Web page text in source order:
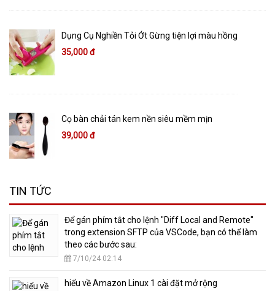
Dụng Cụ Nghiền Tỏi Ớt Gừng tiện lợi màu hồng
35,000 đ
Cọ bàn chải tán kem nền siêu mềm mịn
39,000 đ
TIN TỨC
​Để gán phím tắt cho lệnh "Diff Local and Remote"
trong extension SFTP của VSCode, bạn có thể làm
theo các bước sau:
7/10/24 02:14
hiểu về Amazon Linux 1 cài đặt mở rộng